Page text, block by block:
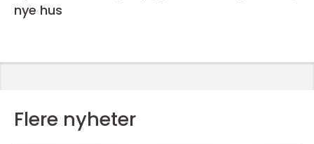
nye hus
Flere nyheter